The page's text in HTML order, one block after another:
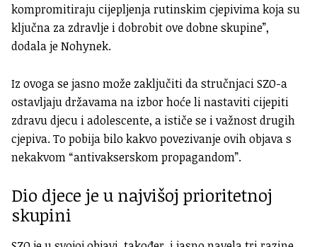
kompromitiraju cijepljenja rutinskim cjepivima koja su
ključna za zdravlje i dobrobit ove dobne skupine”,
dodala je Nohynek.
Iz ovoga se jasno može zaključiti da stručnjaci SZO-a
ostavljaju državama na izbor hoće li nastaviti cijepiti
zdravu djecu i adolescente, a ističe se i važnost drugih
cjepiva. To pobija bilo kakvo povezivanje ovih objava s
nekakvom “antivakserskom propagandom”.
Dio djece je u najvišoj prioritetnoj
skupini